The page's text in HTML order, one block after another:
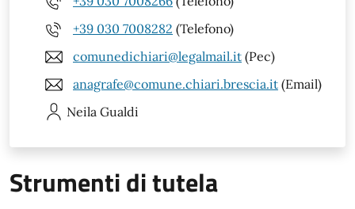
+39 030 7008282 (Telefono)
comunedichiari@legalmail.it (Pec)
anagrafe@comune.chiari.brescia.it (Email)
Neila Gualdi
Strumenti di tutela